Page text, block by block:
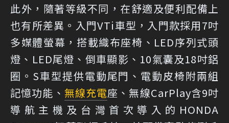
此外，隨著等級不同，在舒適及便利配備上
也有所差異。入門VTi車型，入門款採用7吋
多媒體螢幕，搭載織布座椅、LED序列式頭
燈、LED尾燈、倒車顯影、10氣囊及18吋鋁
圈。S車型提供電動尾門、電動皮椅附兩組
記憶功能、 無線充電座、無線CarPlay含9吋
導航主機及台灣首次導入的HONDA